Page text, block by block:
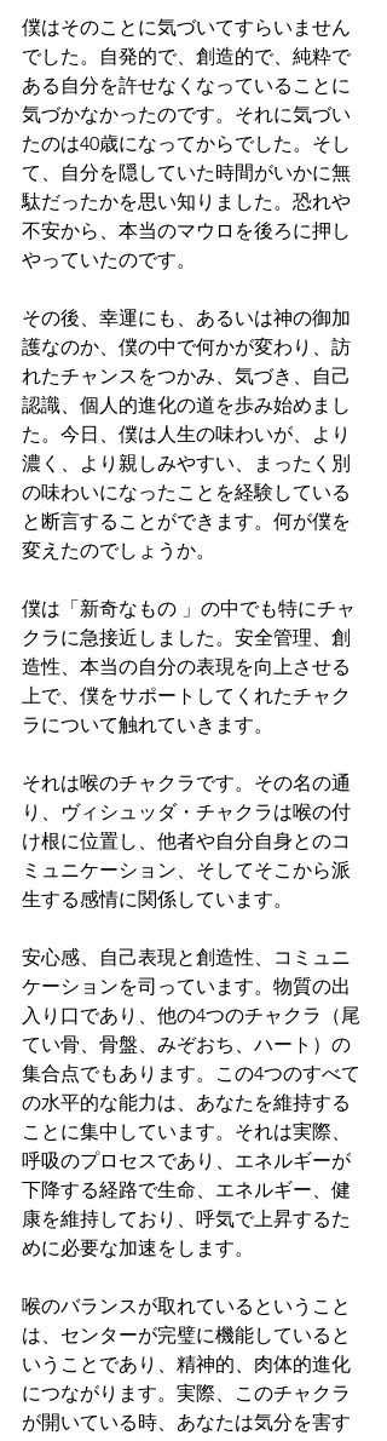
僕はそのことに気づいてすらいません
でした。自発的で、創造的で、純粋で
ある自分を許せなくなっていることに
気づかなかったのです。それに気づい
たのは40歳になってからでした。そし
て、自分を隠していた時間がいかに無
駄だったかを思い知りました。恐れや
不安から、本当のマウロを後ろに押し
やっていたのです。
その後、幸運にも、あるいは神の御加
護なのか、僕の中で何かが変わり、訪
れたチャンスをつかみ、気づき、自己
認識、個人的進化の道を歩み始めまし
た。今日、僕は人生の味わいが、より
濃く、より親しみやすい、まったく別
の味わいになったことを経験している
と断言することができます。何が僕を
変えたのでしょうか。
僕は「新奇なもの 」の中でも特にチャ
クラに急接近しました。安全管理、創
造性、本当の自分の表現を向上させる
上で、僕をサポートしてくれたチャク
ラについて触れていきます。
それは喉のチャクラです。その名の通
り、ヴィシュッダ・チャクラは喉の付
け根に位置し、他者や自分自身とのコ
ミュニケーション、そしてそこから派
生する感情に関係しています。
安心感、自己表現と創造性、コミュニ
ケーションを司っています。物質の出
入り口であり、他の4つのチャクラ（尾
てい骨、骨盤、みぞおち、ハート）の
集合点でもあります。この4つのすべて
の水平的な能力は、あなたを維持する
ことに集中しています。それは実際、
呼吸のプロセスであり、エネルギーが
下降する経路で生命、エネルギー、健
康を維持しており、呼気で上昇するた
めに必要な加速をします。
喉のバランスが取れているということ
は、センターが完璧に機能していると
いうことであり、精神的、肉体的進化
につながります。実際、このチャクラ
が開いている時、あなたは気分を害す